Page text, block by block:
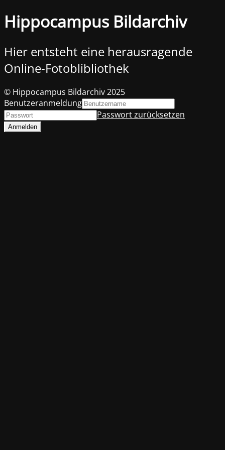
Hippocampus Bildarchiv
Hier entsteht eine herausragende
Online-Fotoblibliothek
© Hippocampus Bildarchiv 2025
Benutzeranmeldung
Passwort zurücksetzen